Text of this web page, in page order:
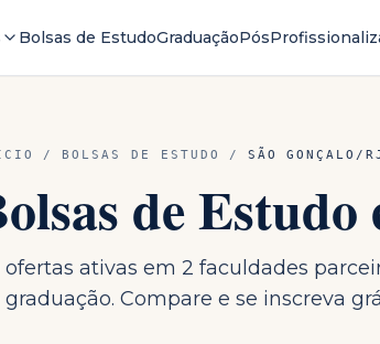
Bolsas de EstudoGraduaçãoPós
/ BOLSAS DE ESTUDO / SÃO GONÇALO /
de Estudo
ofertas ativas em 2 faculdades
graduação. Compare e se inscreva